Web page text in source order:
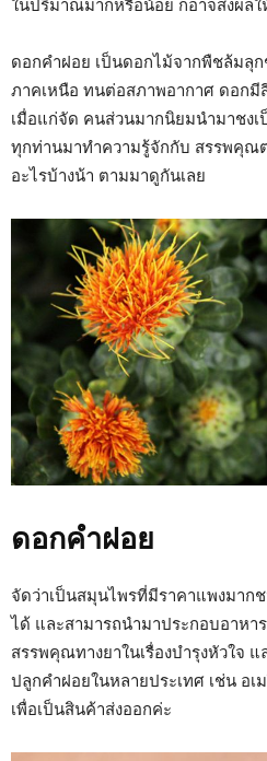
ในปริมาณมากหรือน้อย ก็อาจส่งผล
ดอกคำฝอย เป็นดอกไม้จากพืชล้มลุ
ภาคเหนือ ทนต่อสภาพอากาศ ดอกมี
เมื่อแก่จัด คนส่วนมากนิยมนำมาชงเ
ทุกท่านมาทำความรู้จักกับ สรรพคุณ
อะไรบ้างน้า ตามมาดูกันเลย
ดอกคำฝอย
จัดว่าเป็นสมุนไพรที่มีราคาแพงมา
ได้ และสามารถนำมาประกอบอาหา
สรรพคุณทางยาในเรื่องบำรุงหัวใจ
ปลูกคำฝอยในหลายประเทศ เช่น อเ
เพื่อเป็นสินค้าส่งออกค่ะ